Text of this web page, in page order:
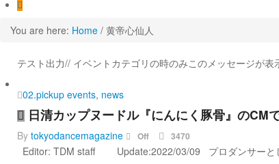
ト！
You are here: Home / 黄帝心仙人
テスト出力// イベントカテゴリの時のみこのメッセージが表
02.pickup events, news
日清カップヌードル『にんにく豚骨』の
By tokyodancemagazine Off 3470
Editor: TDM staff Update:2022/03/09 プロダンサーとし